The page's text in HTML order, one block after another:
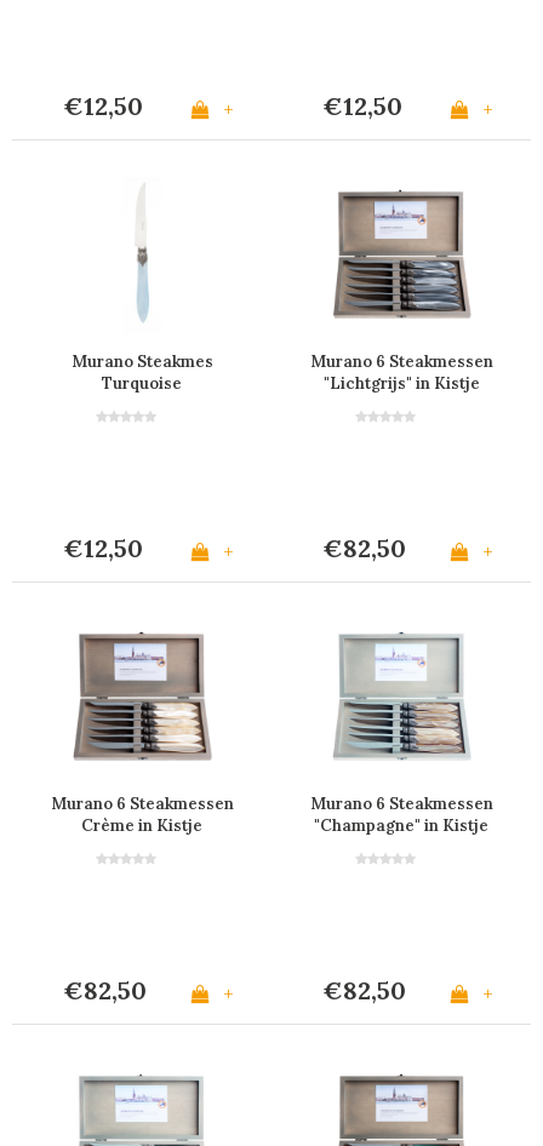
€12,50 + €12,50 +
Murano Steakmes
Turquoise
€12,50 +
Murano 6 Steakmessen
"Lichtgrijs" in Kistje
€82,50 +
Murano 6 Steakmessen
Crème in Kistje
€82,50 +
Murano 6 Steakmessen
"Champagne" in Kistje
€82,50 +